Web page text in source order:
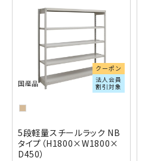
クーポン
法人会員
割引対象
国産品
5段軽量スチールラック NB
タイプ（H1800×W1800×
D450）